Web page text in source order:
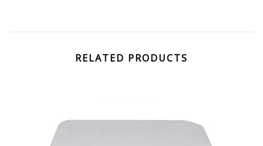
RELATED PRODUCTS